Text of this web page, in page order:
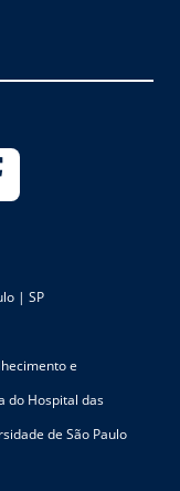
| SP
e
do Hospital das
de São Paulo